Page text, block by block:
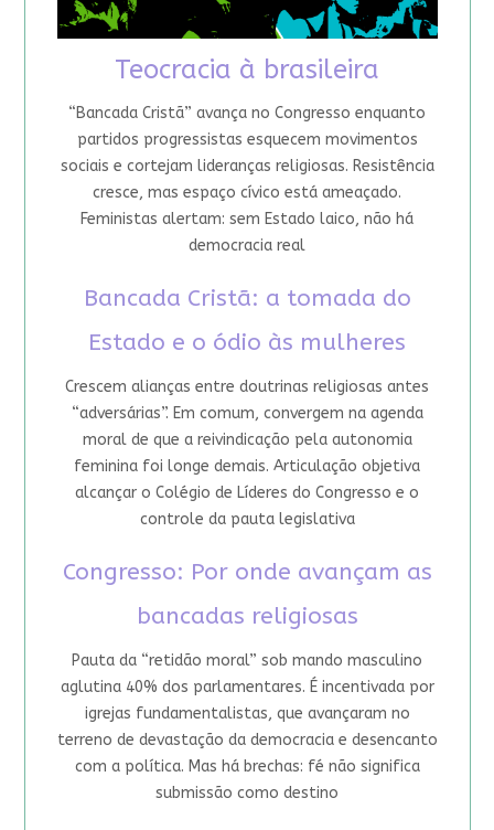
Teocracia à brasileira
“Bancada Cristã” avança no Congresso enquanto
partidos progressistas esquecem movimentos
sociais e cortejam lideranças religiosas. Resistência
cresce, mas espaço cívico está ameaçado.
Feministas alertam: sem Estado laico, não há
democracia real
Bancada Cristã: a tomada do
Estado e o ódio às mulheres
Crescem alianças entre doutrinas religiosas antes
“adversárias”. Em comum, convergem na agenda
moral de que a reivindicação pela autonomia
feminina foi longe demais. Articulação objetiva
alcançar o Colégio de Líderes do Congresso e o
controle da pauta legislativa
Congresso: Por onde avançam as
bancadas religiosas
Pauta da “retidão moral” sob mando masculino
aglutina 40% dos parlamentares. É incentivada por
igrejas fundamentalistas, que avançaram no
terreno de devastação da democracia e desencanto
com a política. Mas há brechas: fé não significa
submissão como destino